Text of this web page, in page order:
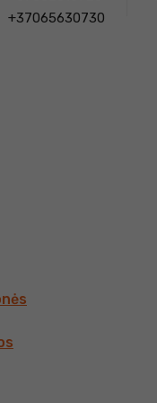
+37065630730